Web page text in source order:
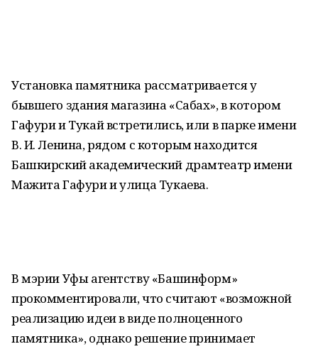
Установка памятника рассматривается у
бывшего здания магазина «Сабах», в котором
Гафури и Тукай встретились, или в парке имени
В. И. Ленина, рядом с которым находится
Башкирский академический драмтеатр имени
Мажита Гафури и улица Тукаева.
В мэрии Уфы агентству «Башинформ»
прокомментировали, что считают «возможной
реализацию идеи в виде полноценного
памятника», однако решение принимает